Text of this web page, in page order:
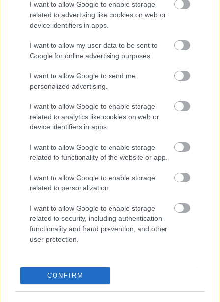
I want to allow Google to enable storage
related to advertising like cookies on web or
device identifiers in apps.
I want to allow my user data to be sent to
Google for online advertising purposes.
I want to allow Google to send me
personalized advertising.
I want to allow Google to enable storage
related to analytics like cookies on web or
device identifiers in apps.
I want to allow Google to enable storage
related to functionality of the website or app.
I want to allow Google to enable storage
related to personalization.
I want to allow Google to enable storage
related to security, including authentication
functionality and fraud prevention, and other
user protection.
CONFIRM
Comunio.es. A continuación
respondemos las preguntas más
frecuentes sobre SofaScore.
Sevilla
IGLESIAS
SUAZO
KIKE SALAS
SANGANTE
OSO
GURIDI
ROMERO